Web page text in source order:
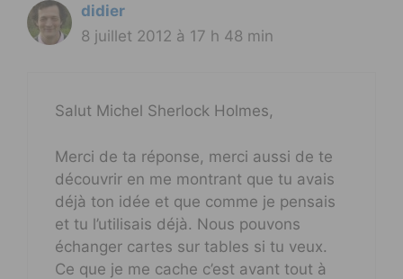
didier
8 juillet 2012 à 17 h 48 min
Salut Michel Sherlock Holmes,
Merci de ta réponse, merci aussi de te
découvrir en me montrant que tu avais
déjà ton idée et que comme je pensais
et tu l’utilisais déjà. Nous pouvons
échanger cartes sur tables si tu veux.
Ce que je me cache c’est avant tout à